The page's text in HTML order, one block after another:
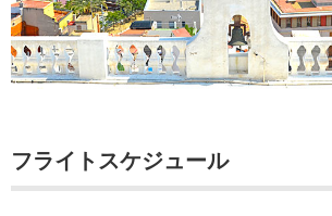
フライトスケジュール